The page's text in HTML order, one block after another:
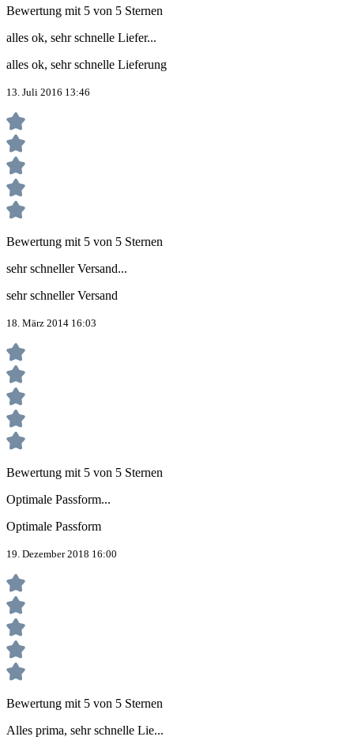
Bewertung mit 5 von 5 Sternen
alles ok, sehr schnelle Liefer...
alles ok, sehr schnelle Lieferung
13. Juli 2016 13:46
Bewertung mit 5 von 5 Sternen
sehr schneller Versand...
sehr schneller Versand
18. März 2014 16:03
Bewertung mit 5 von 5 Sternen
Optimale Passform...
Optimale Passform
19. Dezember 2018 16:00
Bewertung mit 5 von 5 Sternen
Alles prima, sehr schnelle Lie...